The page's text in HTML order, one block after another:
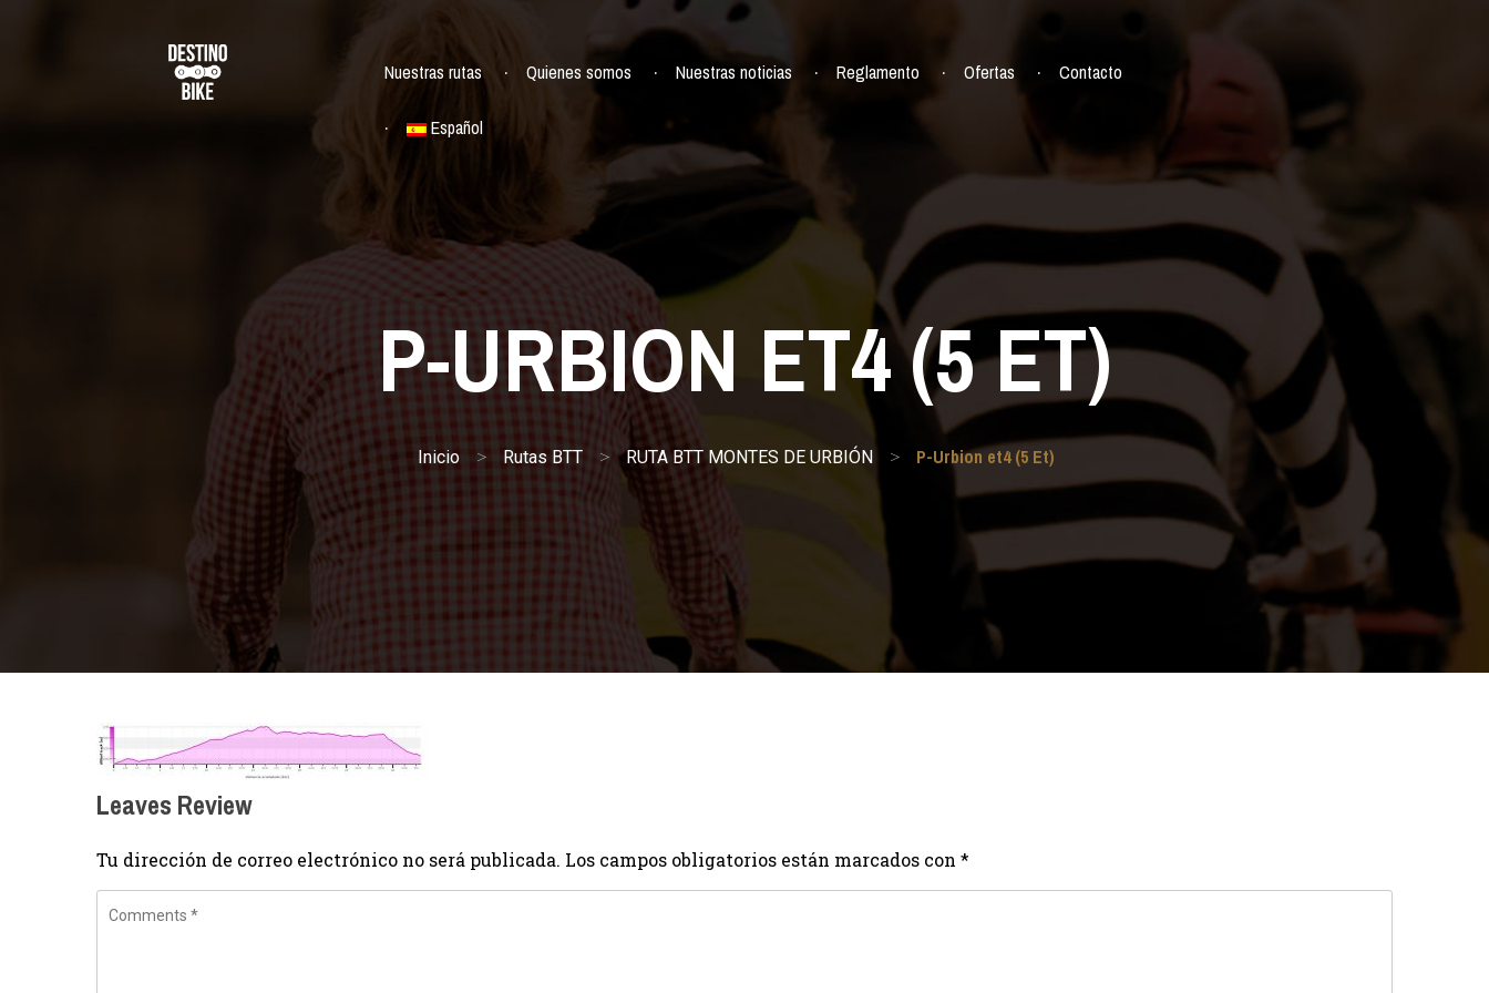
Nuestras rutas Quienes somos Nuestras noticias Reglamento Ofertas Contacto
Español
P-URBION ET4 (5 ET)
Inicio > Rutas BTT > RUTA BTT MONTES DE URBIÓN > P-Urbion et4 (5 Et)
Leaves Review
Tu dirección de correo electrónico no será publicada. Los campos obligatorios están marcados con *